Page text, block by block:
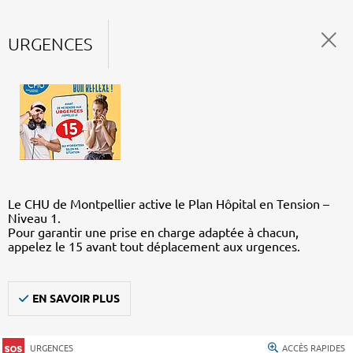
URGENCES
Le CHU de Montpellier active le Plan Hôpital en Tension –
Niveau 1.
Pour garantir une prise en charge adaptée à chacun,
appelez le 15 avant tout déplacement aux urgences.
EN SAVOIR PLUS
URGENCES ACCÈS RAPIDES